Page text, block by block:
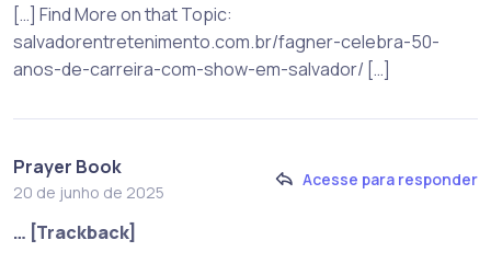
[…] Find More on that Topic:
salvadorentretenimento.com.br/fagner-celebra-50-
anos-de-carreira-com-show-em-salvador/ […]
Prayer Book
20 de junho de 2025
Acesse para responder
… [Trackback]